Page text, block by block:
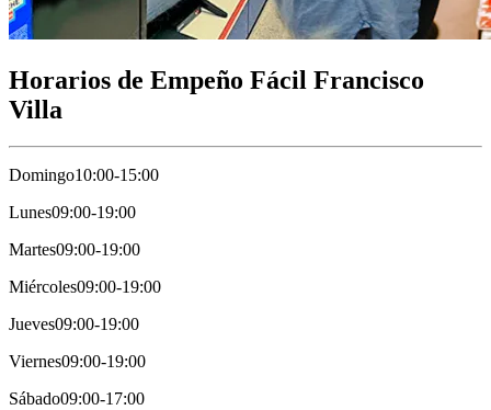
Horarios de Empeño Fácil Francisco
Villa
Domingo10:00-15:00
Lunes09:00-19:00
Martes09:00-19:00
Miércoles09:00-19:00
Jueves09:00-19:00
Viernes09:00-19:00
Sábado09:00-17:00